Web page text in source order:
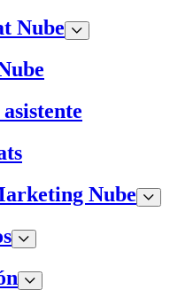
Nube
Nube